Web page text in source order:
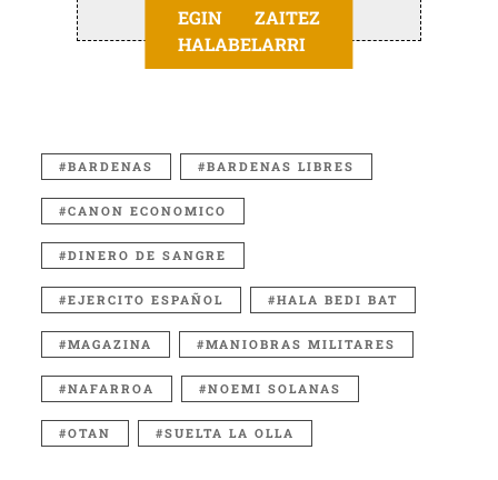
EGIN ZAITEZ
HALABELARRI
BARDENAS BARDENAS LIBRES
CANON ECONOMICO
DINERO DE SANGRE
EJERCITO ESPAÑOL HALA BEDI BAT
MAGAZINA MANIOBRAS MILITARES
NAFARROA NOEMI SOLANAS
OTAN SUELTA LA OLLA